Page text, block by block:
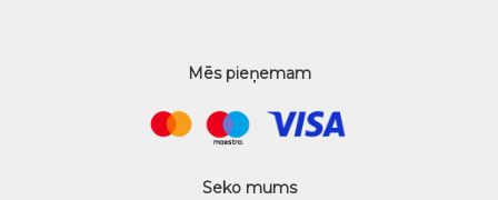
Mēs pieņemam
Seko mums